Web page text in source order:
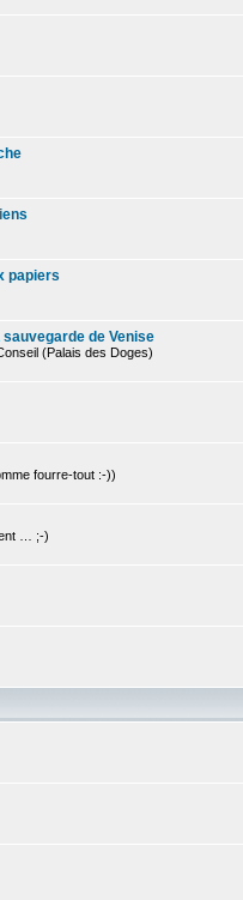
papiers
de Venise
(Palais des Doges)
fourre-tout :-))
… ;-)